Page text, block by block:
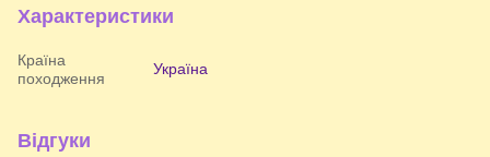
Характеристики
Країна
походження
Україна
Відгуки